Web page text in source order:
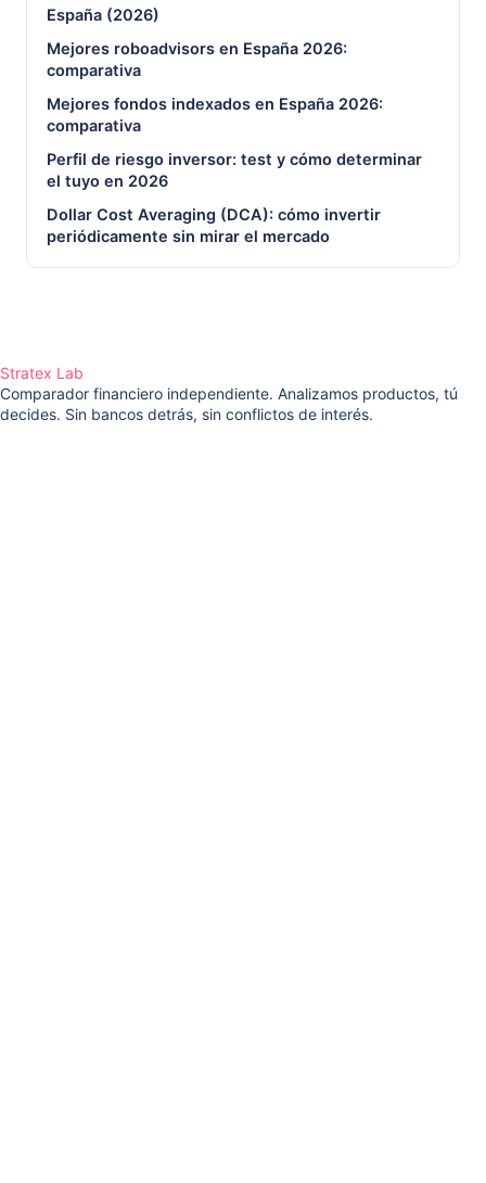
España (2026)
Mejores roboadvisors en España 2026:
comparativa
Mejores fondos indexados en España 2026:
comparativa
Perfil de riesgo inversor: test y cómo determinar
el tuyo en 2026
Dollar Cost Averaging (DCA): cómo invertir
periódicamente sin mirar el mercado
Stratex Lab
Comparador financiero independiente. Analizamos productos, tú
decides. Sin bancos detrás, sin conflictos de interés.